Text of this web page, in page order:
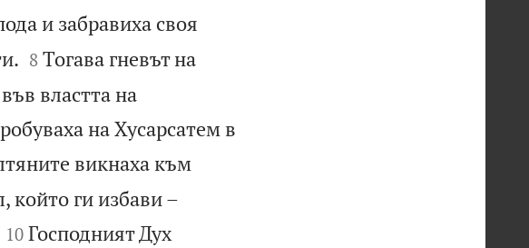
и забравиха своя

8 Тогава гневът на
властта на
на Хусарсатем в
викнаха към
който ги избави –

10 Господният Дух